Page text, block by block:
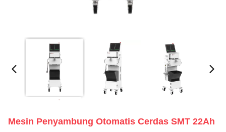
Mesin Penyambung Otomatis Cerdas SMT 22Ah